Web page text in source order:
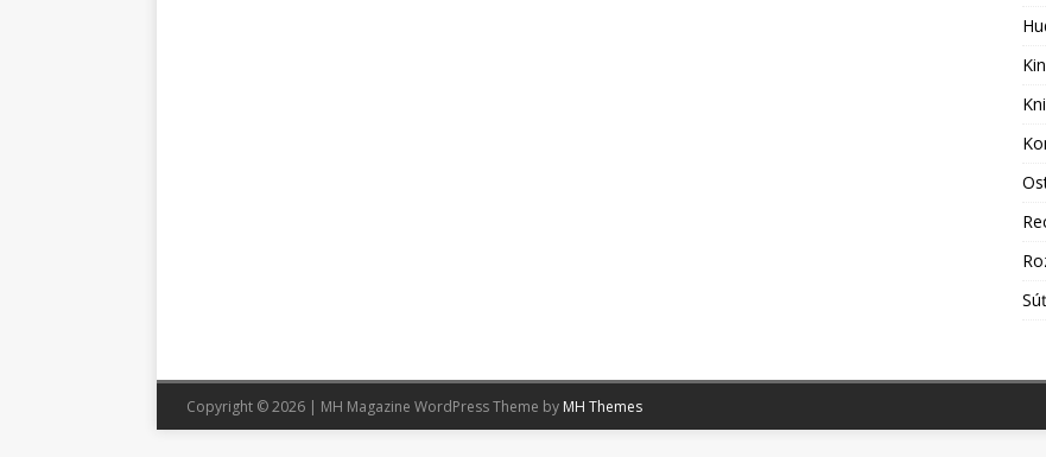
Copyright © 2026 | MH Magazine WordPress Theme by MH Themes